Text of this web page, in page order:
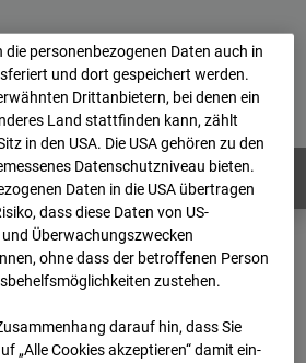
Impressum
Login
Länder
Bonatzbau -Cam4
Archiv
13 10:45
die personenbezogenen Daten auch in
und dort gespeichert werden.
Drittanbietern, bei denen ein
Land stattfinden kann, zählt
in den USA. Die USA gehören zu den
Datenschutzniveau bieten.
Daten in die USA übertragen
dass diese Daten von US-
Überwachungszwecken
ohne dass der betroffenen Person
zustehen.
darauf hin, dass Sie
„Alle Cookies akzeptieren“ damit ein­